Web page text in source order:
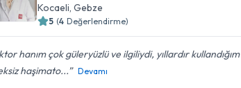
Kocaeli , Gebze
5 (4 Değerlendirme)
hanım çok güleryüzlü ve ilgiliydi, yıllardır kullandığım
haşimato...
Devamı